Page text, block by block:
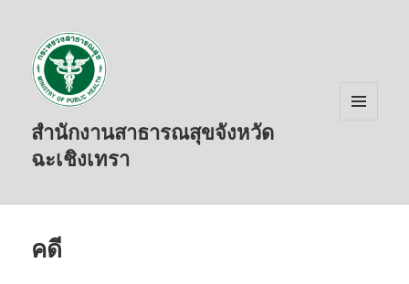
สำนักงานสาธารณสุขจังหวัด
ฉะเชิงเทรา
คดี